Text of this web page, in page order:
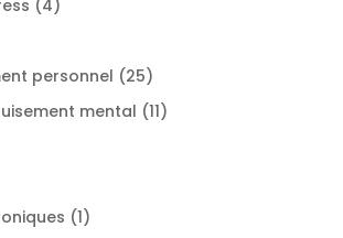
4
personnel 2525
produits
mental 1111
11